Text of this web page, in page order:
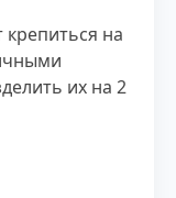
на
их на 2